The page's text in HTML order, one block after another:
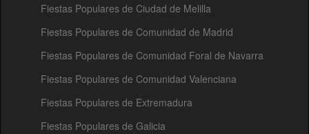
Fiestas Populares de Ciudad de Melilla
Fiestas Populares de Comunidad de Madrid
Fiestas Populares de Comunidad Foral de Navarra
Fiestas Populares de Comunidad Valenciana
Fiestas Populares de Extremadura
Fiestas Populares de Galicia